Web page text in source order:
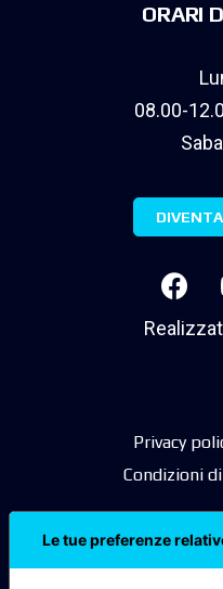
ORARI
08.00-
Privacy
Condizioni
Le tue preferenze